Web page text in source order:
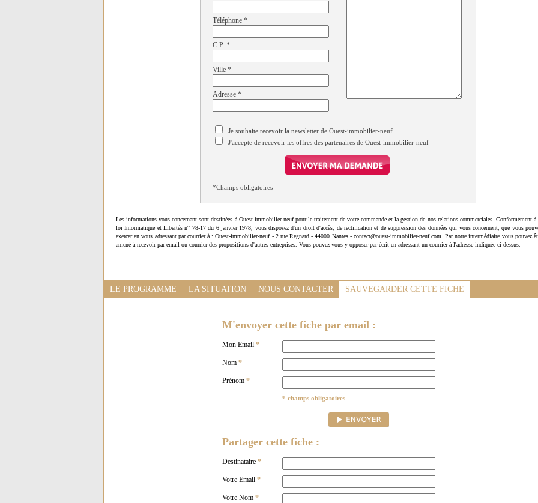
Téléphone *
C.P. *
Ville *
Adresse *
Je souhaite recevoir la newsletter de Ouest-immobilier-neuf
J'accepte de recevoir les offres des partenaires de Ouest-immobilier-neuf
*Champs obligatoires
Les informations vous concernant sont destinées à Ouest-immobilier-neuf pour le traitement de votre commande et la gestion de nos relations commerciales. Conformément à
loi Informatique et Libertés n° 78-17 du 6 janvier 1978, vous disposez d'un droit d'accès, de rectification et de suppression des données qui vous concernent, que vous
exercer en vous adressant par courrier à : Ouest-immobilier-neuf - 2 rue Regnard - 44000 Nantes - contact@ouest-immobilier-neuf.com. Par notre intermédiaire vous pouvez
amené à recevoir par email ou courrier des propositions d'autres entreprises. Vous pouvez vous y opposer par écrit en adressant un courrier à l'adresse indiquée ci-dessus.
LE PROGRAMME LA SITUATION NOUS CONTACTER SAUVEGARDER CETTE FICHE
M'envoyer cette fiche par email :
Mon Email *
Nom *
Prénom *
* champs obligatoires
Partager cette fiche :
Destinataire *
Votre Email *
Votre Nom *